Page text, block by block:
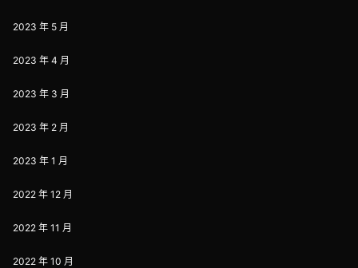
2023 年 5 月
2023 年 4 月
2023 年 3 月
2023 年 2 月
2023 年 1 月
2022 年 12 月
2022 年 11 月
2022 年 10 月